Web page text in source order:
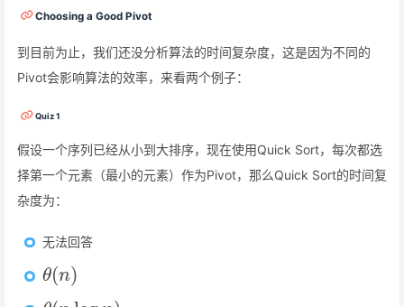
Choosing a Good Pivot
到目前为止，我们还没分析算法的时间复杂度，这是因为不同的
Pivot会影响算法的效率，来看两个例子：
Quiz 1
假设一个序列已经从小到大排序，现在使用Quick Sort，每次都选
择第一个元素（最小的元素）作为Pivot，那么Quick Sort的时间复
杂度为：
无法回答
θ( n)
θ( log
)